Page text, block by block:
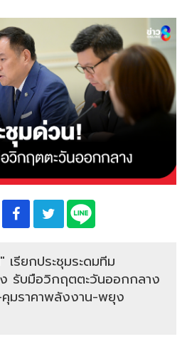
รียกประชุมระดมทีม
รับมือวิกฤตตะวันออกกลาง
มราคาพลังงาน-พยุง